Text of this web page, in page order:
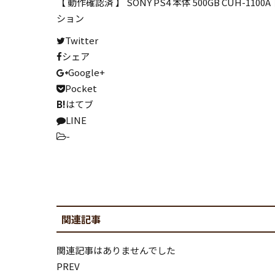
資格教材
フィギュア・ドール
プラモデル
模型
ション
Twitter
シェア
Google+
Pocket
B!はてブ
LINE
-
関連記事
関連記事はありませんでした
PREV